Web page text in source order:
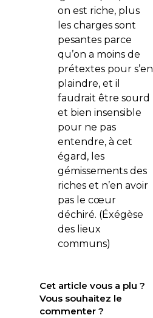
on est riche, plus
les charges sont
pesantes parce
qu’on a moins de
prétextes pour s’en
plaindre, et il
faudrait être sourd
et bien insensible
pour ne pas
entendre, à cet
égard, les
gémissements des
riches et n’en avoir
pas le cœur
déchiré. (Éxégèse
des lieux
communs)
Cet article vous a plu ?
Vous souhaitez le
commenter ?